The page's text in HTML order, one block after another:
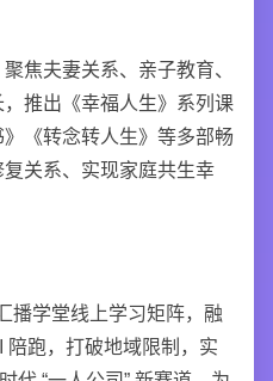
焦夫妻关系、亲子教育、
推出《幸福人生》系列课
《转念转人生》等多部畅
关系、实现家庭共生幸
播学堂线上学习矩阵，融
跑，打破地域限制，实